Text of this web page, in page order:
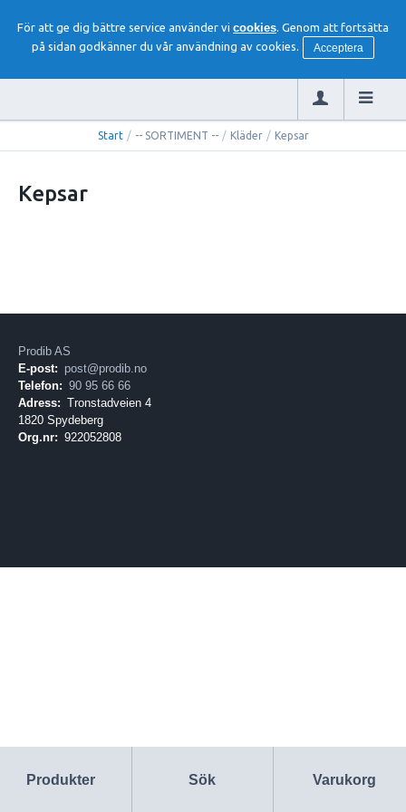
För att ge dig bättre service använder vi cookies. Genom att fortsätta
på sidan godkänner du vår användning av cookies.
Acceptera
Produkter Sök Varukorg
Start / -- SORTIMENT -- / Kläder / Kepsar
Kepsar
Prodib AS
E-post: post@prodib.no
Telefon: 90 95 66 66
Adress: Tronstadveien 4
1820 Spydeberg
Org.nr: 922052808